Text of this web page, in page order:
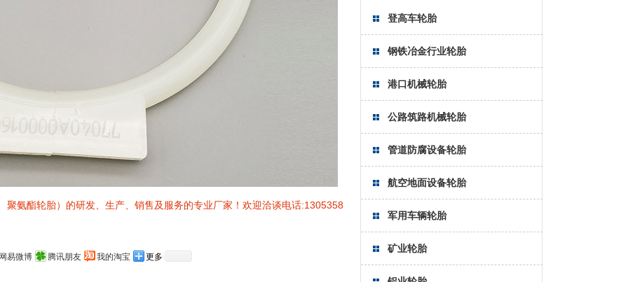
氨酯轮胎）的研发、生产、销售及服务的专业厂家！欢迎洽谈电话:1305358
易微博 腾讯朋友 我的淘宝 更多
登高车轮胎
钢铁冶金行业轮胎
港口机械轮胎
公路筑路机械轮胎
管道防腐设备轮胎
航空地面设备轮胎
军用车辆轮胎
矿业轮胎